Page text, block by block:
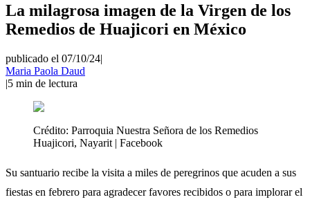
La milagrosa imagen de la Virgen de los
Remedios de Huajicori en México
publicado el 07/10/24|
Maria Paola Daud
|5 min de lectura
Crédito: Parroquia Nuestra Señora de los Remedios
Huajicori, Nayarit | Facebook
Su santuario recibe la visita a miles de peregrinos que acuden a sus
fiestas en febrero para agradecer favores recibidos o para implorar el